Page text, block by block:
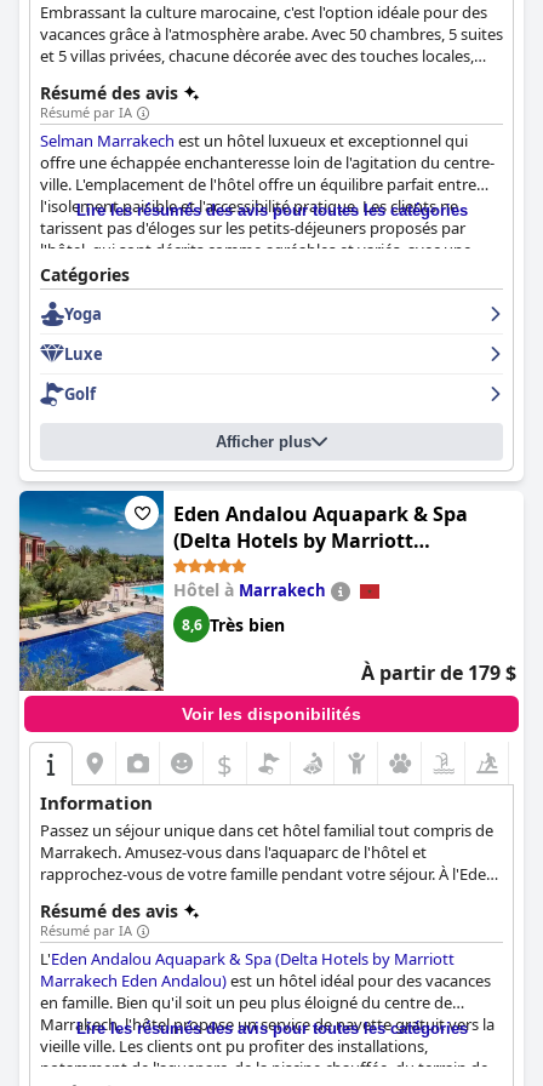
Embrassant la culture marocaine, c'est l'option idéale pour des
vacances grâce à l'atmosphère arabe. Avec 50 chambres, 5 suites
et 5 villas privées, chacune décorée avec des touches locales,
votre séjour plus luxueux et confortable, le spa de l'hôtel
propose des soins uniques et technologiquement avancés.
Résumé des avis
Résumé par IA
Selman Marrakech est un hôtel luxueux et exceptionnel qui
offre une échappée enchanteresse loin de l'agitation du centre-
ville. L'emplacement de l'hôtel offre un équilibre parfait entre
l'isolement paisible et l'accessibilité pratique. Les clients ne
tarissent pas d'éloges sur les petits-déjeuners proposés par
l'hôtel, qui sont décrits comme agréables et variés, avec une
nourriture de qualité et un bon rapport qualité-prix. Les
chambres sont joliment décorées avec des intérieurs de style
marocain et des draps de grande qualité, offrant une expérience
employés incroyablement amicaux, professionnels et serviables
qui créent une atmosphère chaleureuse et accueillante où les
clients ont l'impression de faire partie de la famille. Les piscines
sont magnifiques et parfaites pour ceux qui souhaitent se
rafraîchir pendant leur séjour.Selman Marrakech
comme un véritable joyau cinq étoiles, aimé de tous ceux qui
ont la chance de le découvrir. L'hôtel est l'incarnation du luxe
dans tous les sens du terme, offrant une oasis de luxe et de
détente digne de ses cinq étoiles.
Lire les résumés des avis pour toutes les catégories
Catégories
Yoga
Luxe
Golf
Afficher plus
Eden Andalou Aquapark & Spa
(Delta Hotels by Marriott
Marrakech Eden Andalou)
Hôtel à Marrakech
8,6 Très bien
À partir de 179 $
Voir les disponibilités
$
Information
Passez un séjour unique dans cet hôtel familial tout compris de
Marrakech. Amusez-vous dans l'aquaparc de l'hôtel et
rapprochez-vous de votre famille pendant votre séjour. À l'Eden
différentes, idéales pour tous les âges. L'hôtel dispose de 253
suites spacieuses avec des terrasses ou des balcons dans
chacune d'elles.
Résumé des avis
Résumé par IA
L'Eden Andalou Aquapark & Spa (Delta Hotels by Marriott
Marrakech Eden Andalou)est un hôtel idéal pour des vacances
en famille. Bien qu'il soit un peu plus éloigné du centre de
Marrakech, l'hôtel propose un service de navette gratuit vers la
vieille ville. Les clients ont pu profiter des installations,
notamment de l'aquaparc, de la piscine chauffée, du terrain de
Lire les résumés des avis pour toutes les catégories